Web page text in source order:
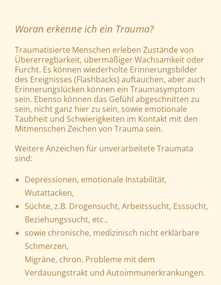
Woran erkenne ich ein Trauma?
Traumatisierte Menschen erleben Zustände von
Übererregbarkeit, übermäßiger Wachsamkeit oder
Furcht. Es können wiederholte Erinnerungsbilder
des Ereignisses (Flashbacks) auftauchen, aber auch
Erinnerungslücken können ein Traumasymptom
sein. Ebenso können das Gefühl abgeschnitten zu
sein, nicht ganz hier zu sein, sowie emotionale
Taubheit und Schwierigkeiten im Kontakt mit den
Mitmenschen Zeichen von Trauma sein.
Weitere Anzeichen für unverarbeitete Traumata
sind:
Depressionen, emotionale Instabilität,
Wutattacken,
Süchte, z.B. Drogensucht, Arbeitssucht, Esssucht,
Beziehungssucht, etc.,
sowie chronische, medizinisch nicht erklärbare
Schmerzen,
Migräne, chron. Probleme mit dem
Verdauungstrakt und Autoimmunerkrankungen.